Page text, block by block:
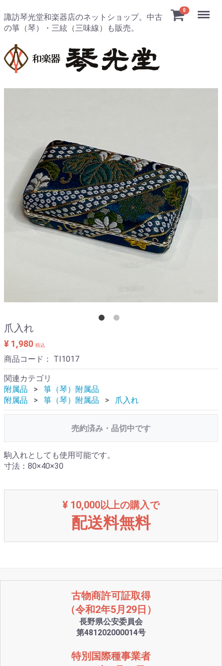
諏訪琴光堂和楽器店のネットショップ。中古
の箏（琴）・三絃（三味線）も販売。
0 Menu
爪入れ
¥ 1,980 税込
商品コード： TI1017
関連カテゴリ
附属品
箏（琴）附属品
附属品
箏（琴）附属品 爪入れ
売約済み・品切中です
駒入れとしても使用可能です。
寸法：80×40×30
¥ 10,000以上の購入で
配送料無料
古物商許可証取得
（令和2年5月29日）
長野県公安委員会
第481202000014号
特別国際種事業者